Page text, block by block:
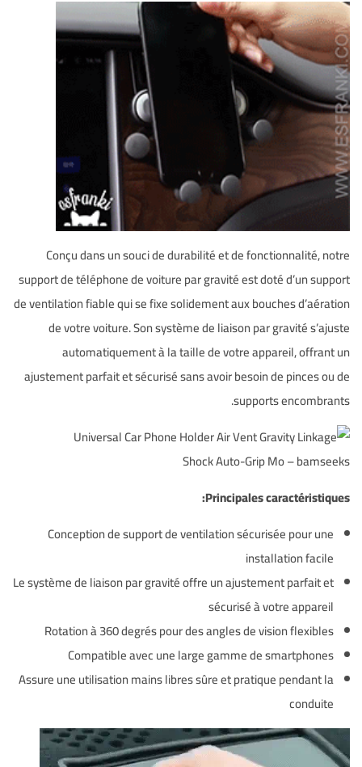
Conçu dans un souci de durabilité et de fonctionnalité, notre
support de téléphone de voiture par gravité est doté d’un support
de ventilation fiable qui se fixe solidement aux bouches d’aération
de votre voiture. Son système de liaison par gravité s’ajuste
automatiquement à la taille de votre appareil, offrant un
ajustement parfait et sécurisé sans avoir besoin de pinces ou de
supports encombrants.
Principales caractéristiques:
Conception de support de ventilation sécurisée pour une
installation facile
Le système de liaison par gravité offre un ajustement parfait et
sécurisé à votre appareil
Rotation à 360 degrés pour des angles de vision flexibles
Compatible avec une large gamme de smartphones
Assure une utilisation mains libres sûre et pratique pendant la
conduite